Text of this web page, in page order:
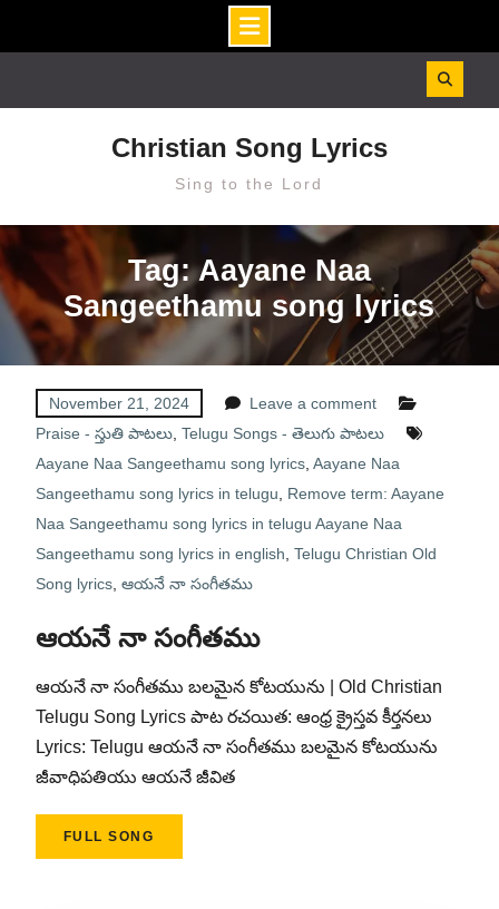
Christian Song Lyrics
Sing to the Lord
Tag: Aayane Naa
Sangeethamu song lyrics
November 21, 2024
Leave a comment
Praise - స్తుతి పాటలు, Telugu Songs - తెలుగు పాటలు
Aayane Naa Sangeethamu song lyrics, Aayane Naa
Sangeethamu song lyrics in telugu
Remove term: Aayane
Naa Sangeethamu song lyrics in telugu Aayane Naa
Sangeethamu song lyrics in english Telugu Christian Old
Song lyrics, ఆయనే నా సంగీతము
ఆయనే నా సంగీతము
ఆయనే నా సంగీతము బలమైన కోటయును | Old Christian
Telugu Song Lyrics పాట రచయిత: ఆంధ్ర క్రైస్తవ కీర్తనలు
Lyrics: Telugu ఆయనే నా సంగీతము బలమైన కోటయును
జీవాధిపతియు ఆయనే జీవిత
FULL SONG